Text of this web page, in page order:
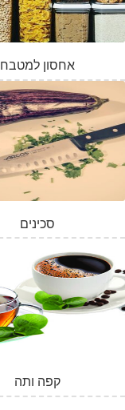
אחסון למטבח
סכינים
קפה ותה